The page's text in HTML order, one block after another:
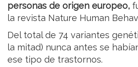
personas de origen europeo,
la revista Nature Human
Del total de 74 variantes
la mitad) nunca antes se
ese tipo de trastornos.